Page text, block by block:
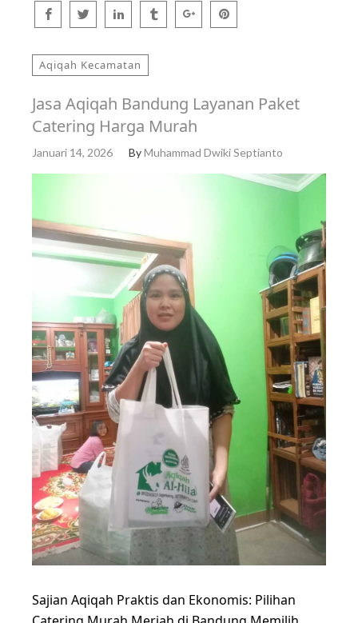
Aqiqah Kecamatan
Jasa Aqiqah Bandung Layanan Paket
Catering Harga Murah
Januari 14, 2026 ByMuhammad Dwiki Septianto
Sajian Aqiqah Praktis dan Ekonomis: Pilihan